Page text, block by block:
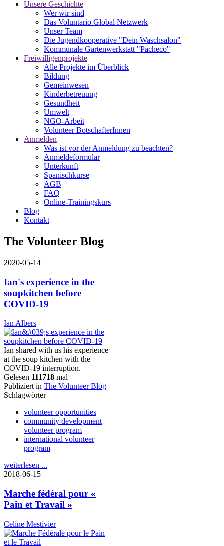
Unsere Geschichte
Wer wir sind
Das Voluntario Global Netzwerk
Unser Team
Die Jugendkooperative "Dein Waschsalon"
Kommunale Gartenwerkstatt "Pacheco"
Freiwilligenprojekte
Alle Projekte im Überblick
Bildung
Gemeinwesen
Kinderbetreuung
Gesundheit
Umwelt
NGO-Arbeit
Volunteer BotschafterInnen
Anmelden
Was ist vor der Anmeldung zu beachten?
Anmeldeformular
Unterkunft
Spanischkurse
AGB
FAQ
Online-Trainingskurs
Blog
Kontakt
The Volunteer Blog
2020-05-14
Ian's experience in the
soupkitchen before
COVID-19
Ian Albers
Ian shared with us his experience
at the soup kitchen with the
COVID-19 interruption.
Gelesen 111718 mal
Publiziert in The Volunteer Blog
Schlagwörter
volunteer opportunities
community development
volunteer program
international volunteer
program
weiterlesen ...
2018-06-15
Marche fédéral pour «
Pain et Travail »
Celine Mestivier